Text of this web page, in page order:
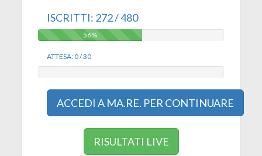
ISCRITTI: 272 / 480
56%
56%
ATTESA: 0 / 30
ACCEDI A MA.RE. PER CONTINUARE
RISULTATI LIVE